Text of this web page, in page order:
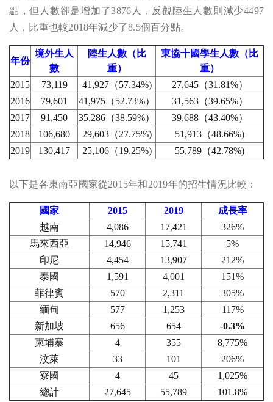
點，但人數卻是增加了3876人，反觀陸生人數則減少4497
人，比重也較2018年減少了8.5個百分點。
年份
境外生人
數
陸生人數（比
重）
東協十國學生人數（比
重）
2015
73,119 41,927（57.34%)
27,645（31.81%）
2016
79,601 41,975（52.73%）
31,563（39.65%）
2017
91,450 35,286（38.59%）
39,688（43.40%）
2018
106,680 29,603（27.75%)
51,913（48.66%)
2019
130,417 25,106（19.25%) 55,789（42.78%)
以下是各東南亞國家從2015年和2019年的招生情況比較：
國家 2015 2019
成長率
越南
4,086 17,421
326%
馬來西亞
14,946 15,741
5%
印尼
4,454 13,907
212%
泰國
1,591 4,001
151%
菲律賓
570 2,311
305%
緬甸
577 1,253
117%
新加坡
656 654
-0.3%
柬埔寨
4 355
8,775%
汶萊
33 101
206%
寮國
4 45
1,025%
總計
27,645 55,789 101.8%